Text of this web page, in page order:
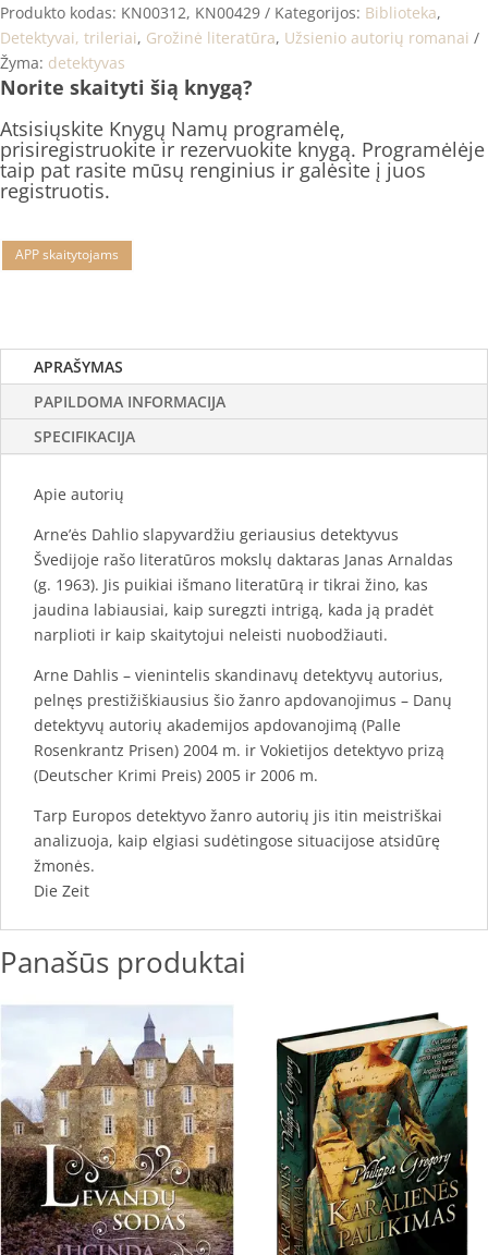
Produkto kodas: KN00312, KN00429 Kategorijos: Biblioteka,
Detektyvai, trileriai, Grožinė literatūra, Užsienio autorių romanai
Žyma: detektyvas
Norite skaityti šią knygą?
Atsisiųskite Knygų Namų programėlę,
prisiregistruokite ir rezervuokite knygą. Programėlėje
taip pat rasite mūsų renginius ir galėsite į juos
registruotis.
APP skaitytojams
APRAŠYMAS
PAPILDOMA INFORMACIJA
SPECIFIKACIJA
Apie autorių
Arne’ės Dahlio slapyvardžiu geriausius detektyvus
Švedijoje rašo literatūros mokslų daktaras Janas Arnaldas
(g. 1963). Jis puikiai išmano literatūrą ir tikrai žino, kas
jaudina labiausiai, kaip suregzti intrigą, kada ją pradėt
narplioti ir kaip skaitytojui neleisti nuobodžiauti.
Arne Dahlis – vienintelis skandinavų detektyvų autorius,
pelnęs prestižiškiausius šio žanro apdovanojimus – Danų
detektyvų autorių akademijos apdovanojimą (Palle
Rosenkrantz Prisen) 2004 m. ir Vokietijos detektyvo prizą
(Deutscher Krimi Preis) 2005 ir 2006 m.
Tarp Europos detektyvo žanro autorių jis itin meistriškai
analizuoja, kaip elgiasi sudėtingose situacijose atsidūrę
žmonės.
Die Zeit
Panašūs produktai